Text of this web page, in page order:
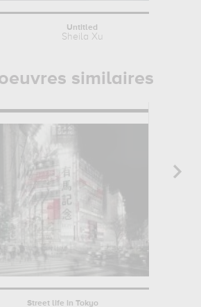
Untitled
Sheila Xu
similaires
Street life in Tokyo